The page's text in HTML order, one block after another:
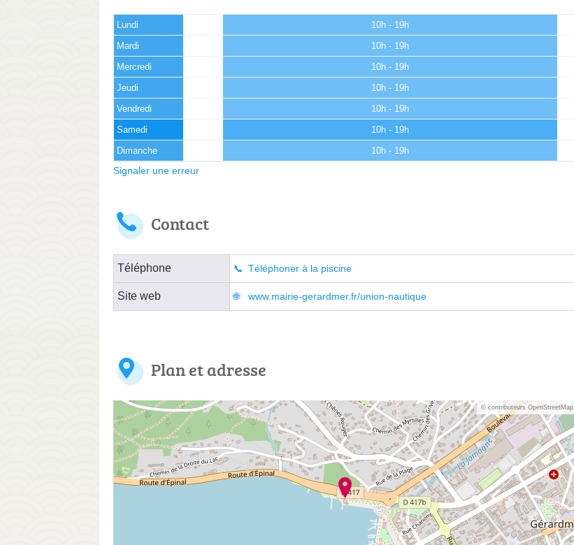
Lundi 10h - 19h
Mardi 10h - 19h
Mercredi 10h - 19h
Jeudi 10h - 19h
Vendredi 10h - 19h
Samedi 10h - 19h
Dimanche 10h - 19h
Signaler une erreur
Contact
Téléphone Téléphoner à la piscine
Site web www.mairie-gerardmer.fr/union-nautique
Plan et adresse
© contributeurs OpenStreetMap